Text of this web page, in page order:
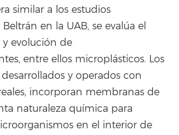
similar a los estudios
en la UAB, se evalúa el
evolución de
entre ellos microplásticos. Los
y operados con
incorporan membranas de
naturaleza química para
en el interior de